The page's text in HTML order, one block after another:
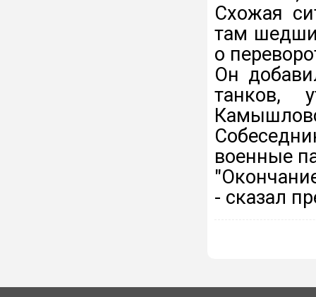
Схожая
там
о
Он
танков,
военные
- сказал